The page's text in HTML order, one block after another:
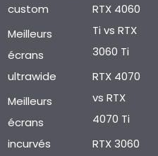
custom
Meilleurs
écrans
ultrawide
Meilleurs
écrans
incurvés
RTX 4060
Ti vs RTX
3060 Ti
RTX 4070
vs RTX
4070 Ti
RTX 3060